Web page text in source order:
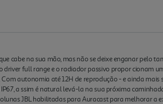
cabe na sua mão, mas não se deixe enganar pelo
full range e o radiador passivo propor cionam
autonomia até 12H de reprodução - e ainda
a ssim é natural levá-la na sua próxima
JBL habilitadas para Auracast para melhorar a